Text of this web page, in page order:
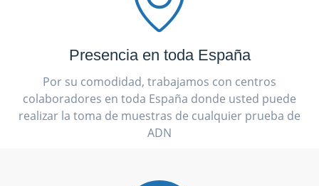
Presencia en toda España
Por su comodidad, trabajamos con centros
colaboradores en toda España donde usted puede
realizar la toma de muestras de cualquier prueba de
ADN